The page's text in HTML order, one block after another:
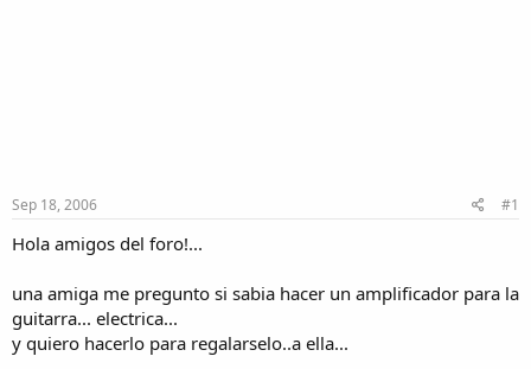
Sep 18, 2006 #1
Hola amigos del foro!...
una amiga me pregunto si sabia hacer un amplificador para la
guitarra... electrica...
y quiero hacerlo para regalarselo..a ella...